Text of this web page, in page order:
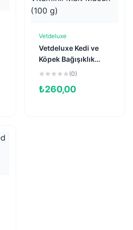
Sepete Ekle
Vetdeluxe
Vetdeluxe Kedi ve
Köpek Bağışıklık
Güçlendirici C
Macun (100 g)
(0)
₺260,00